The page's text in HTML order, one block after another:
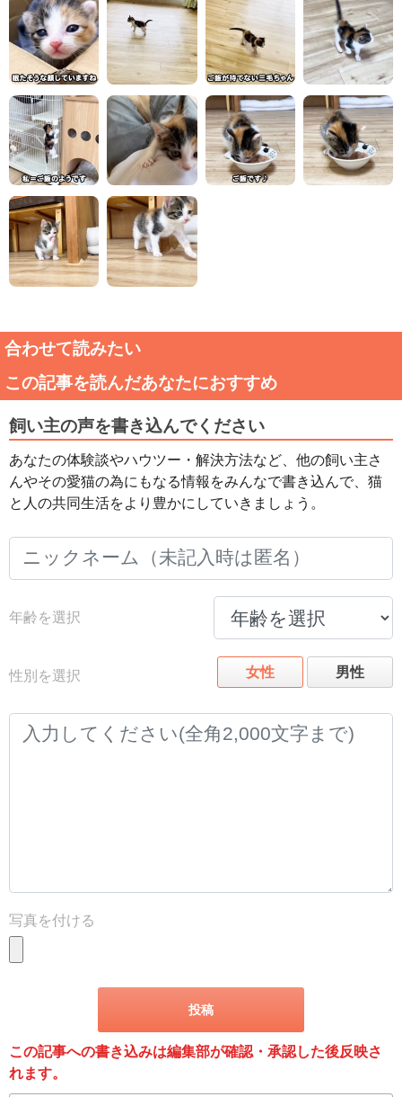
合わせて読みたい
この記事を読んだあなたにおすすめ
飼い主の声を書き込んでください
あなたの体験談やハウツー・解決方法など、他の飼い主さ
んやその愛猫の為にもなる情報をみんなで書き込んで、猫
と人の共同生活をより豊かにしていきましょう。
年齢を選択
性別を選択 女性 男性
写真を付ける
この記事への書き込みは編集部が確認・承認した後反映さ
れます。